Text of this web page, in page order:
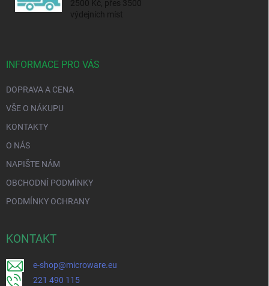
2500 Kč, přes 3500
výdejních míst
INFORMACE PRO VÁS
DOPRAVA A CENA
VŠE O NÁKUPU
KONTAKTY
O NÁS
NAPIŠTE NÁM
OBCHODNÍ PODMÍNKY
PODMÍNKY OCHRANY
KONTAKT
e-shop@microware.eu
221 490 115